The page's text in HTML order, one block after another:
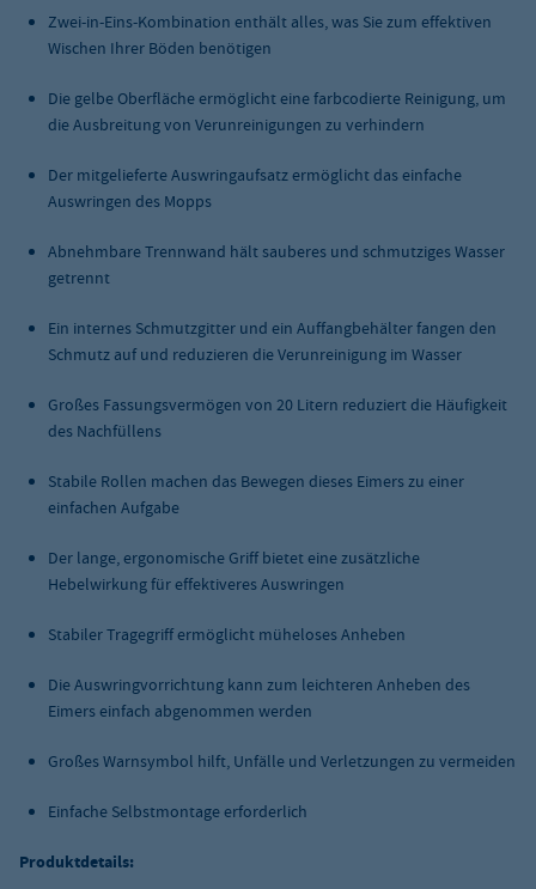
Zwei-in-Eins-Kombination enthält alles, was Sie zum effektiven
Wischen Ihrer Böden benötigen
Die gelbe Oberfläche ermöglicht eine farbcodierte Reinigung, um
die Ausbreitung von Verunreinigungen zu verhindern
Der mitgelieferte Auswringaufsatz ermöglicht das einfache
Auswringen des Mopps
Abnehmbare Trennwand hält sauberes und schmutziges Wasser
getrennt
Ein internes Schmutzgitter und ein Auffangbehälter fangen den
Schmutz auf und reduzieren die Verunreinigung im Wasser
Großes Fassungsvermögen von 20 Litern reduziert die Häufigkeit
des Nachfüllens
Stabile Rollen machen das Bewegen dieses Eimers zu einer
einfachen Aufgabe
Der lange, ergonomische Griff bietet eine zusätzliche
Hebelwirkung für effektiveres Auswringen
Stabiler Tragegriff ermöglicht müheloses Anheben
Die Auswringvorrichtung kann zum leichteren Anheben des
Eimers einfach abgenommen werden
Großes Warnsymbol hilft, Unfälle und Verletzungen zu vermeiden
Einfache Selbstmontage erforderlich
Produktdetails: